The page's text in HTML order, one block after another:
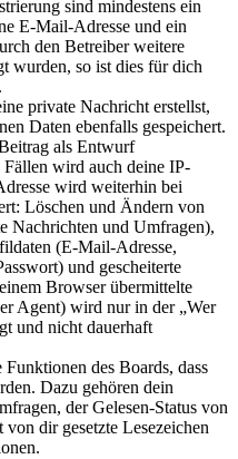
sind mindestens ein
E-Mail-Adresse und ein
den Betreiber weitere
wurden, so ist dies für dich
private Nachricht erstellst,
Daten ebenfalls gespeichert.
als Entwurf
Fällen wird auch deine IP-
wird weiterhin bei
Löschen und Ändern von
Nachrichten und Umfragen),
(E-Mail-Adresse,
und gescheiterte
Browser übermittelte
Agent) wird nur in der „Wer
und nicht dauerhaft
des Boards, dass
Dazu gehören dein
der Gelesen-Status von
dir gesetzte Lesezeichen